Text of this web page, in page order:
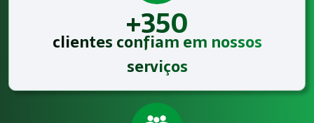
+350
clientes confiam em nossos
serviços